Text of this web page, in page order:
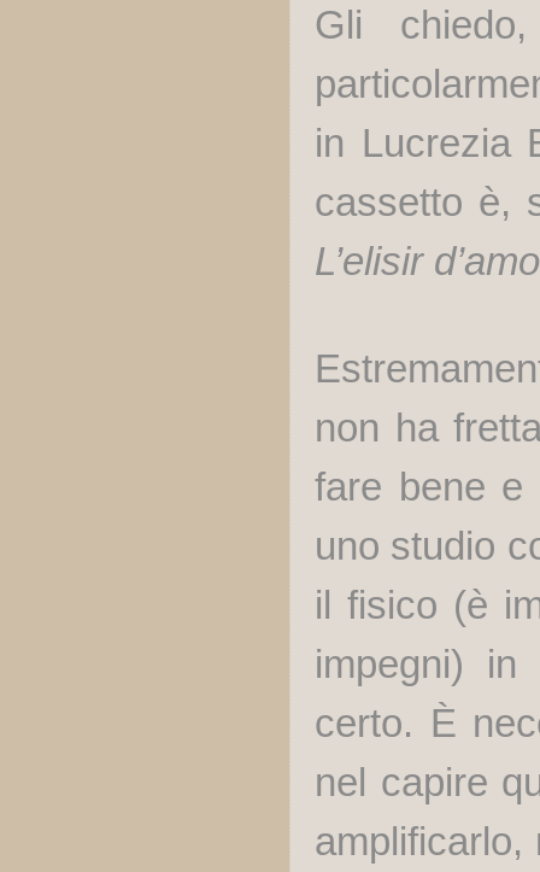
Gli
in Lucrezia
cassetto è,
L’elisir
non ha
fare bene e
uno studio
il fisico (è
impegni) in
certo. È
nel capire
amplificarlo,